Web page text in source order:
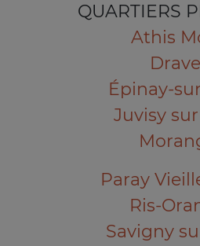
QUARTIERS
Athis
Épinay-
Juvisy
Paray
Ris-
Savigny